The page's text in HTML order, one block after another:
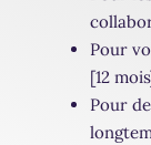
Pour
[12
Pour